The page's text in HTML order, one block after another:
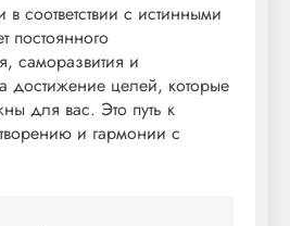
соответствии с истинными
постоянного
саморазвития и
достижение целей, которые
для вас. Это путь к
и гармонии с